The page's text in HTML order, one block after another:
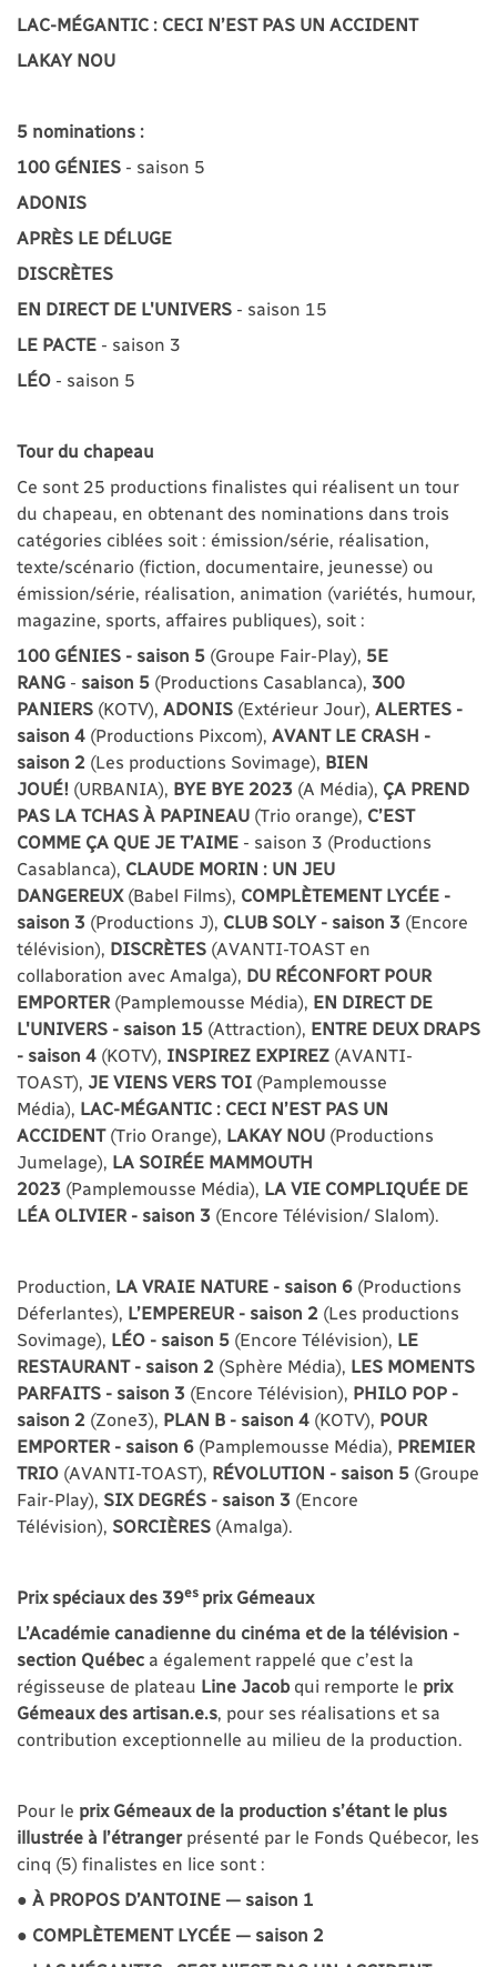
LAC-MÉGANTIC : CECI N’EST PAS UN ACCIDENT
LAKAY NOU
5 nominations :
100 GÉNIES - saison 5
ADONIS
APRÈS LE DÉLUGE
DISCRÈTES
EN DIRECT DE L'UNIVERS - saison 15
LE PACTE - saison 3
LÉO - saison 5
Tour du chapeau
Ce sont 25 productions finalistes qui réalisent un tour
du chapeau, en obtenant des nominations dans trois
catégories ciblées soit : émission/série, réalisation,
texte/scénario (fiction, documentaire, jeunesse) ou
émission/série, réalisation, animation (variétés, humour,
magazine, sports, affaires publiques), soit :
100 GÉNIES - saison 5 (Groupe Fair-Play), 5E
RANG - saison 5 (Productions Casablanca), 300
PANIERS (KOTV), ADONIS (Extérieur Jour), ALERTES -
saison 4 (Productions Pixcom), AVANT LE CRASH -
saison 2 (Les productions Sovimage), BIEN
JOUÉ! (URBANIA), BYE BYE 2023 (A Média), ÇA PREND
PAS LA TCHAS À PAPINEAU (Trio orange), C’EST
COMME ÇA QUE JE T’AIME - saison 3 (Productions
Casablanca), CLAUDE MORIN : UN JEU
DANGEREUX (Babel Films), COMPLÈTEMENT LYCÉE -
saison 3 (Productions J), CLUB SOLY - saison 3 (Encore
télévision), DISCRÈTES (AVANTI-TOAST en
collaboration avec Amalga), DU RÉCONFORT POUR
EMPORTER (Pamplemousse Média), EN DIRECT DE
L'UNIVERS - saison 15 (Attraction), ENTRE DEUX DRAPS
- saison 4 (KOTV), INSPIREZ EXPIREZ (AVANTI-
TOAST), JE VIENS VERS TOI (Pamplemousse
Média), LAC-MÉGANTIC : CECI N’EST PAS UN
ACCIDENT (Trio Orange), LAKAY NOU (Productions
Jumelage), LA SOIRÉE MAMMOUTH
2023 (Pamplemousse Média), LA VIE COMPLIQUÉE DE
LÉA OLIVIER - saison 3 (Encore Télévision/ Slalom).
Production, LA VRAIE NATURE - saison 6 (Productions
Déferlantes), L’EMPEREUR - saison 2 (Les productions
Sovimage), LÉO - saison 5 (Encore Télévision), LE
RESTAURANT - saison 2 (Sphère Média), LES MOMENTS
PARFAITS - saison 3 (Encore Télévision), PHILO POP -
saison 2 (Zone3), PLAN B - saison 4 (KOTV), POUR
EMPORTER - saison 6 (Pamplemousse Média), PREMIER
TRIO (AVANTI-TOAST), RÉVOLUTION - saison 5 (Groupe
Fair-Play), SIX DEGRÉS - saison 3 (Encore
Télévision), SORCIÈRES (Amalga).
Prix spéciaux des 39es prix Gémeaux
L’Académie canadienne du cinéma et de la télévision -
section Québec a également rappelé que c’est la
régisseuse de plateau Line Jacob qui remporte le prix
Gémeaux des artisan.e.s , pour ses réalisations et sa
contribution exceptionnelle au milieu de la production.
Pour le prix Gémeaux de la production s’étant le plus
illustrée à l’étranger présenté par le Fonds Québecor, les
cinq (5) finalistes en lice sont :
● À PROPOS D’ANTOINE — saison 1
● COMPLÈTEMENT LYCÉE — saison 2